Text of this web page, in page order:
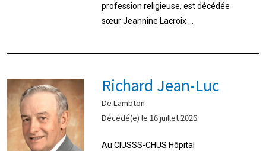
profession religieuse, est décédée
sœur Jeannine Lacroix ...
Richard Jean-Luc
De Lambton
Décédé(e) le 16 juillet 2026
Au CIUSSS-CHUS Hôpital